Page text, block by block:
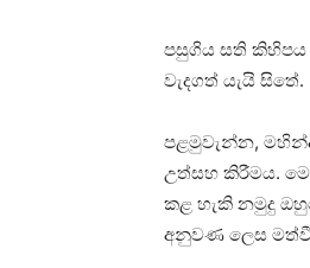
පසුගිය සති කිහිපය
වැදගත් යැයි සිතේ.
පළමුවැන්න,
උත්සහ කිරීමය.
කළ හැකි නමුදු
අනුවණ ලෙස